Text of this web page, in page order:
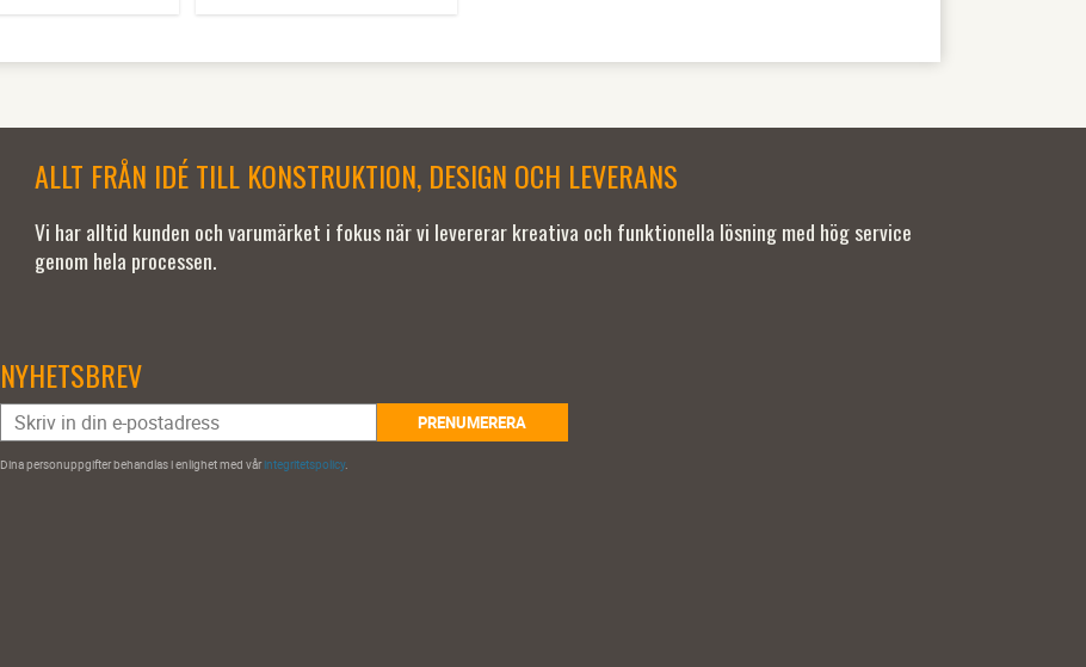
ALLT FRÅN IDÉ TILL KONSTRUKTION, DESIGN OCH LEVERANS
Vi har alltid kunden och varumärket i fokus när vi levererar kreativa och funktionella lösning med hög service
genom hela processen.
NYHETSBREV
PRENUMERERA
Dina personuppgifter behandlas i enlighet med vårintegritetspolicy.